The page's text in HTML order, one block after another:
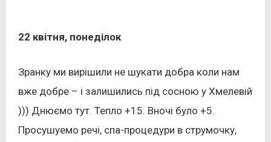
22 квітня, понеділок
Зранку ми вирішили не шукати добра коли нам
вже добре – і залишились під сосною у Хмелевій
))) Днюємо тут. Тепло +15. Вночі було +5.
Просушуемо речі, спа-процедури в струмочку,